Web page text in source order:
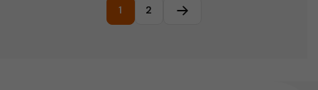
1 2 Página siguiente